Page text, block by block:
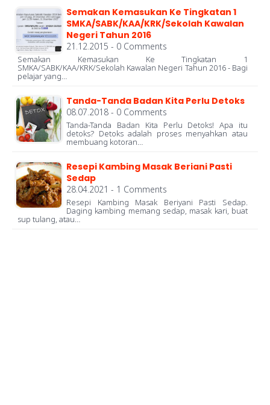
Semakan Kemasukan Ke Tingkatan 1
SMKA/SABK/KAA/KRK/Sekolah Kawalan
Negeri Tahun 2016
21.12.2015 - 0 Comments
Semakan Kemasukan Ke Tingkatan 1
SMKA/SABK/KAA/KRK/Sekolah Kawalan Negeri Tahun 2016 - Bagi
pelajar yang…
Tanda-Tanda Badan Kita Perlu Detoks
08.07.2018 - 0 Comments
Tanda-Tanda Badan Kita Perlu Detoks! Apa itu
detoks? Detoks adalah proses menyahkan atau
membuang kotoran…
Resepi Kambing Masak Beriani Pasti
Sedap
28.04.2021 - 1 Comments
Resepi Kambing Masak Beriyani Pasti Sedap.
Daging kambing memang sedap, masak kari, buat
sup tulang, atau…